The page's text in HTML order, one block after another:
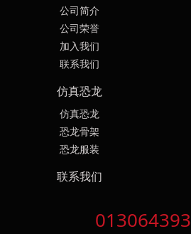
公司简介
公司荣誉
加入我们
联系我们
仿真恐龙
仿真恐龙
恐龙骨架
恐龙服装
联系我们